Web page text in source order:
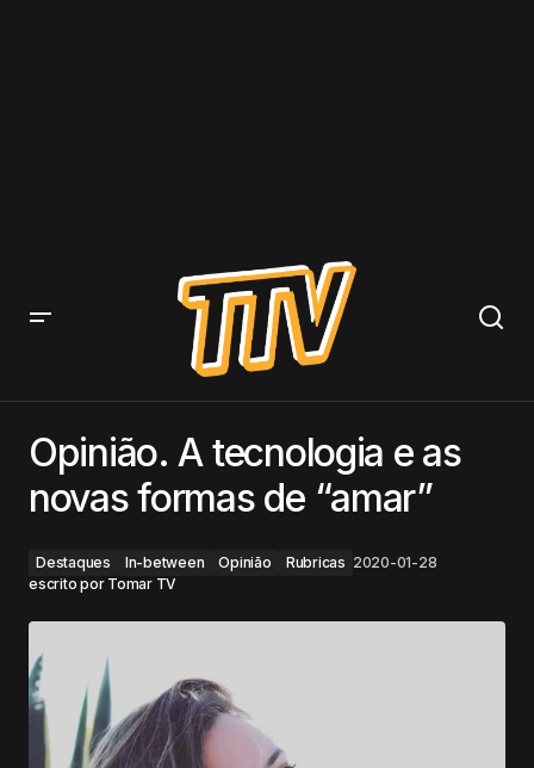
Opinião. A tecnologia e as
novas formas de “amar”
Destaques In-between Opinião Rubricas 2020-01-28
escrito por Tomar TV